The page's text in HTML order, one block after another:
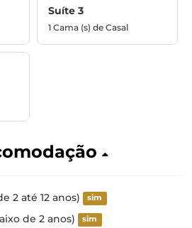
Suíte 3
1 Cama (s) de Casal
2 até 12 anos) sim
de 2 anos) sim